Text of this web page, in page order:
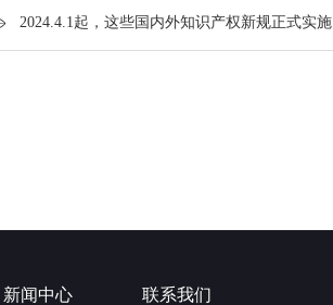
2024.4.1起，这些国内外知识产权新规正式实施
新闻中心 联系我们